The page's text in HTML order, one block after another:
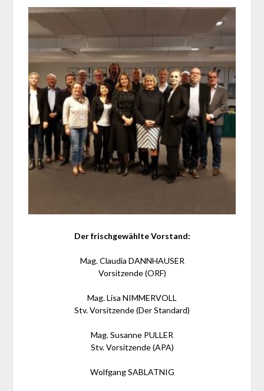
Der frischgewählte Vorstand:
Mag. Claudia DANNHAUSER
Vorsitzende (ORF)
Mag. Lisa NIMMERVOLL
Stv. Vorsitzende (Der Standard)
Mag. Susanne PULLER
Stv. Vorsitzende (APA)
Wolfgang SABLATNIG